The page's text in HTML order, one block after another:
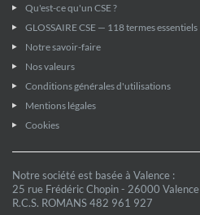
Qu'est-ce qu'un CSE ?
GLOSSAIRE CSE — 118 termes essentiels
Notre savoir-faire
Nos valeurs
Conditions générales d'utilisations
Mentions légales
Cookies
Notre société est basée à Valence :
25 rue Frédéric Chopin - 26000 Valence
R.C.S. ROMANS 482 961 927